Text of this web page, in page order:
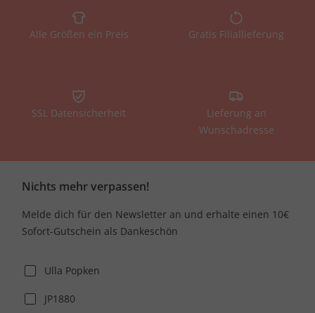
Alle Größen ein Preis Gratis Filiallieferung
SSL Datensicherheit
Lieferung an
Wunschadresse
Nichts mehr verpassen!
Melde dich für den Newsletter an und erhalte einen 10€
Sofort-Gutschein als Dankeschön
Ulla Popken
JP1880